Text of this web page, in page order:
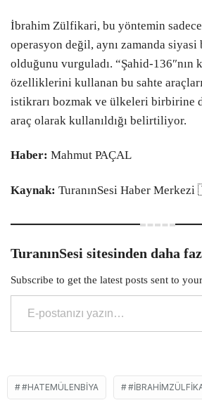
​İbrahim Zülfikari, bu yöntemin
operasyon değil, aynı zamanda siyasi
olduğunu vurguladı. “Şahid-136″nın
özelliklerini kullanan bu sahte
istikrarı bozmak ve ülkeleri birbirine
araç olarak kullanıldığı belirtiliyor.
Haber: Mahmut PAÇAL
Kaynak: TuranınSesi Haber
TuranınSesi sitesinden daha
Subscribe to get the latest posts sent to
E-postanızı yazın…
#HATEMÜLENBIYA